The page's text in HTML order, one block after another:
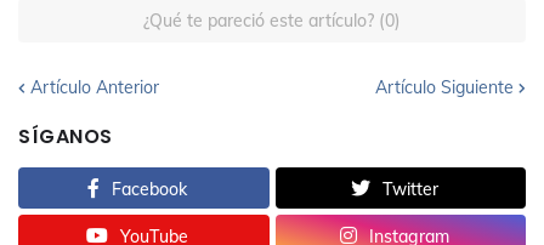
¿Qué te pareció este artículo? (0)
Artículo Anterior Artículo Siguiente
SÍGANOS
Facebook Twitter
YouTube Instagram